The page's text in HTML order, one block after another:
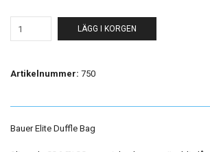
LÄGG I KORGEN
Artikelnummer: 750
Bauer Elite Duffle Bag